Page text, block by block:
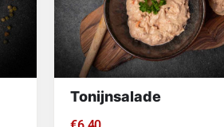
Tonijnsalade